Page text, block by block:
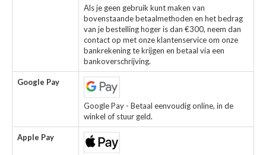
Als je geen gebruik kunt maken van
bovenstaande betaalmethoden en het bedrag
van je bestelling hoger is dan €300, neem dan
contact op met onze klantenservice om onze
bankrekening te krijgen en betaal via een
bankoverschrijving.
Google Pay
Google Pay - Betaal eenvoudig online, in de
winkel of stuur geld.
Apple Pay